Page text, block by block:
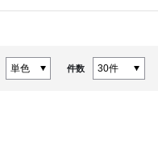
件数